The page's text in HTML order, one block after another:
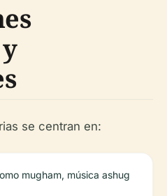
se centran en:
mugham, música ashug